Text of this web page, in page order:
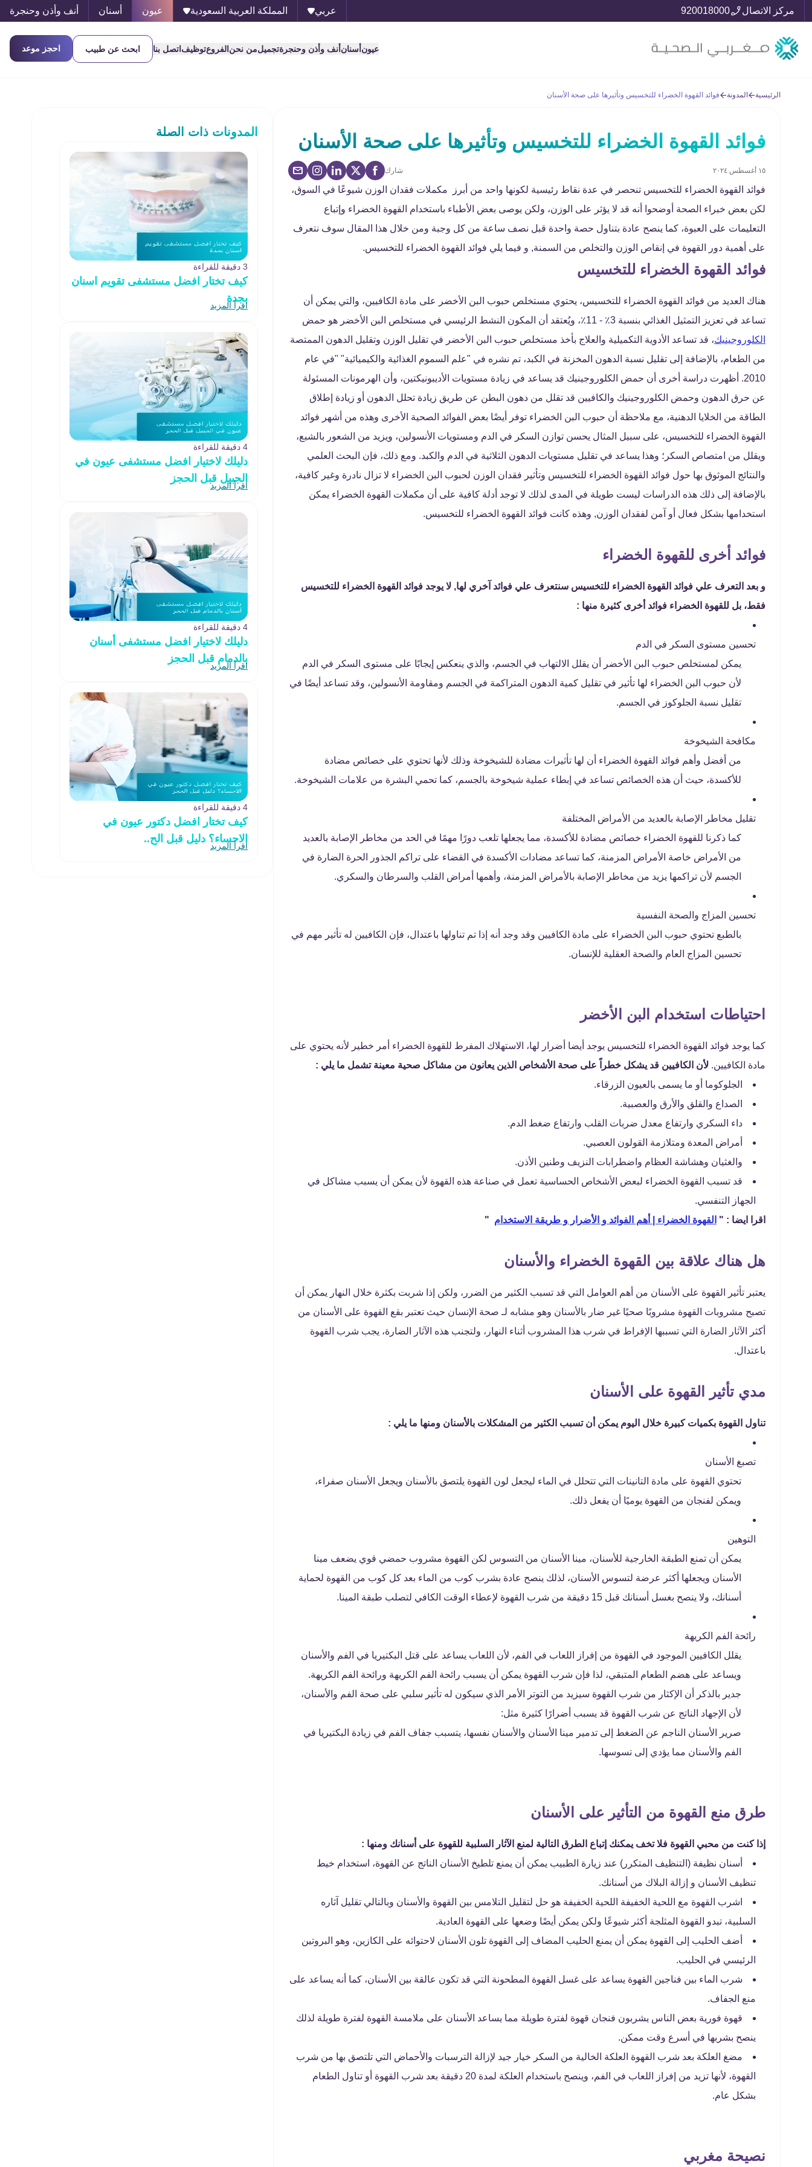
مركز الاتصال 920018000 عربي المملكة العربية السعودية عيون أسنان أنف وأذن وحنجرة
عيون أسنان أنف وأذن وحنجرةتجميلمن نحن الفروعتوظيف اتصل بنا ابحث عن طبيب احجز موعد
الرئيسية المدونة فوائد القهوة الخضراء للتخسيس وتأثيرها على صحة الأسنان
فوائد القهوة الخضراء للتخسيس وتأثيرها على صحة الأسنان
١٥ أغسطس ٢٠٢٤ شارك
فوائد القهوة الخضراء للتخسيس تنحصر في عدة نقاط رئيسية لكونها واحد من أبرز مكملات فقدان الوزن شيوعًا في السوق،
لكن بعض خبراء الصحة أوضحوا أنه قد لا يؤثر على الوزن، ولكن يوصى بعض الأطباء باستخدام القهوة الخضراء وإتباع
التعليمات على العبوة، كما ينصح عادة بتناول حصة واحدة قبل نصف ساعة من كل وجبة ومن خلال هذا المقال سوف نتعرف
على أهمية دور القهوة في إنقاص الوزن والتخلص من السمنة, و فيما يلي فوائد القهوة الخضراء للتخسيس.
فوائد القهوة الخضراء للتخسيس
هناك العديد من فوائد القهوة الخضراء للتخسيس، يحتوي مستخلص حبوب البن الأخضر على مادة الكافيين، والتي يمكن أن
تساعد في تعزيز التمثيل الغذائي بنسبة 3٪ - 11٪، ويُعتقد أن المكون النشط الرئيسي في مستخلص البن الأخضر هو حمض
الكلوروجينيك، قد تساعد الأدوية التكميلية والعلاج بأخذ مستخلص حبوب البن الأخضر في تقليل الوزن وتقليل الدهون الممتصة
من الطعام، بالإضافة إلى تقليل نسبة الدهون المخزنة في الكبد، تم نشره في "علم السموم الغذائية والكيميائية" "في عام
2010. أظهرت دراسة أخرى أن حمض الكلوروجينيك قد يساعد في زيادة مستويات الأديبونيكتين، وأن الهرمونات المسئولة
عن حرق الدهون وحمض الكلوروجينيك والكافيين قد تقلل من دهون البطن عن طريق زيادة تحلل الدهون أو زيادة إطلاق
الطاقة من الخلايا الدهنية، مع ملاحظة أن حبوب البن الخضراء توفر أيضًا بعض الفوائد الصحية الأخرى وهذه من أشهر فوائد
القهوة الخضراء للتخسيس، على سبيل المثال يحسن توازن السكر في الدم ومستويات الأنسولين، ويزيد من الشعور بالشبع،
ويقلل من امتصاص السكر؛ وهذا يساعد في تقليل مستويات الدهون الثلاثية في الدم والكبد. ومع ذلك، فإن البحث العلمي
والنتائج الموثوق بها حول فوائد القهوة الخضراء للتخسيس وتأثير فقدان الوزن لحبوب البن الخضراء لا تزال نادرة وغير كافية،
بالإضافة إلى ذلك هذه الدراسات ليست طويلة في المدى لذلك لا توجد أدلة كافية على أن مكملات القهوة الخضراء يمكن
استخدامها بشكل فعال أو آمن لفقدان الوزن, وهذه كانت فوائد القهوة الخضراء للتخسيس.
فوائد أخرى للقهوة الخضراء
و بعد التعرف علي فوائد القهوة الخضراء للتخسيس سنتعرف علي فوائد آخري لها, لا يوجد فوائد القهوة الخضراء للتخسيس
فقط، بل للقهوة الخضراء فوائد أخرى كثيرة منها :
تحسين مستوى السكر في الدم
يمكن لمستخلص حبوب البن الأخضر أن يقلل الالتهاب في الجسم، والذي ينعكس إيجابًا على مستوى السكر في الدم
لأن حبوب البن الخضراء لها تأثير في تقليل كمية الدهون المتراكمة في الجسم ومقاومة الأنسولين، وقد تساعد أيضًا في
تقليل نسبة الجلوكوز في الجسم.
مكافحة الشيخوخة
من أفضل وأهم فوائد القهوة الخضراء أن لها تأثيرات مضادة للشيخوخة وذلك لأنها تحتوي على خصائص مضادة
للأكسدة، حيث أن هذه الخصائص تساعد في إبطاء عملية شيخوخة بالجسم، كما تحمي البشرة من علامات الشيخوخة.
تقليل مخاطر الإصابة بالعديد من الأمراض المختلفة
كما ذكرنا للقهوة الخضراء خصائص مضادة للأكسدة، مما يجعلها تلعب دورًا مهمًا في الحد من مخاطر الإصابة بالعديد
من الأمراض خاصة الأمراض المزمنة، كما تساعد مضادات الأكسدة في القضاء على تراكم الجذور الحرة الضارة في
الجسم لأن تراكمها يزيد من مخاطر الإصابة بالأمراض المزمنة، وأهمها أمراض القلب والسرطان والسكري.
تحسين المزاج والصحة النفسية
بالطبع تحتوي حبوب البن الخضراء على مادة الكافيين وقد وجد أنه إذا تم تناولها باعتدال، فإن الكافيين له تأثير مهم في
تحسين المزاج العام والصحة العقلية للإنسان.
احتياطات استخدام البن الأخضر
كما يوجد فوائد القهوة الخضراء للتخسيس يوجد أيضا أضرار لها، الاستهلاك المفرط للقهوة الخضراء أمر خطير لأنه يحتوي على
مادة الكافيين. لأن الكافيين قد يشكل خطراً على صحة الأشخاص الذين يعانون من مشاكل صحية معينة تشمل ما يلي :
الجلوكوما أو ما يسمى بالعيون الزرقاء.
الصداع والقلق والأرق والعصبية.
داء السكري وارتفاع معدل ضربات القلب وارتفاع ضغط الدم.
أمراض المعدة ومتلازمة القولون العصبي.
والغثيان وهشاشة العظام واضطرابات النزيف وطنين الأذن.
قد تسبب القهوة الخضراء لبعض الأشخاص الحساسية تعمل في صناعة هذه القهوة لأن يمكن أن يسبب مشاكل في
الجهاز التنفسي.
اقرا ايضا : " القهوة الخضراء | أهم الفوائد و الأضرار و طريقة الاستخدام "
هل هناك علاقة بين القهوة الخضراء والأسنان
يعتبر تأثير القهوة على الأسنان من أهم العوامل التي قد تسبب الكثير من الضرر، ولكن إذا شربت بكثرة خلال النهار يمكن أن
تصبح مشروبات القهوة مشروبًا صحيًا غير ضار بالأسنان وهو مشابه لـ صحة الإنسان حيث تعتبر بقع القهوة على الأسنان من
أكثر الآثار الضارة التي تسببها الإفراط في شرب هذا المشروب أثناء النهار، ولتجنب هذه الآثار الضارة، يجب شرب القهوة
باعتدال.
مدي تأثير القهوة على الأسنان
تناول القهوة بكميات كبيرة خلال اليوم يمكن أن تسبب الكثير من المشكلات بالأسنان ومنها ما يلي :
تصبغ الأسنان
تحتوي القهوة على مادة التانينات التي تتحلل في الماء ليجعل لون القهوة يلتصق بالأسنان ويجعل الأسنان صفراء،
ويمكن لفنجان من القهوة يوميًا أن يفعل ذلك.
التوهين
يمكن أن تمنع الطبقة الخارجية للأسنان، مينا الأسنان من التسوس لكن القهوة مشروب حمضي قوي يضعف مينا
الأسنان ويجعلها أكثر عرضة لتسوس الأسنان، لذلك ينصح عادة بشرب كوب من الماء بعد كل كوب من القهوة لحماية
أسنانك، ولا ينصح بغسل أسنانك قبل 15 دقيقة من شرب القهوة لإعطاء الوقت الكافي لتصلب طبقة المينا.
رائحة الفم الكريهة
يقلل الكافيين الموجود في القهوة من إفراز اللعاب في الفم، لأن اللعاب يساعد على قتل البكتيريا في الفم والأسنان
ويساعد على هضم الطعام المتبقي، لذا فإن شرب القهوة يمكن أن يسبب رائحة الفم الكريهة ورائحة الفم الكريهة.
جدير بالذكر أن الإكثار من شرب القهوة سيزيد من التوتر الأمر الذي سيكون له تأثير سلبي على صحة الفم والأسنان،
لأن الإجهاد الناتج عن شرب القهوة قد يسبب أضرارًا كثيرة مثل:
صرير الأسنان الناجم عن الضغط إلى تدمير مينا الأسنان والأسنان نفسها، يتسبب جفاف الفم في زيادة البكتيريا في
الفم والأسنان مما يؤدي إلى تسوسها.
طرق منع القهوة من التأثير على الأسنان
إذا كنت من محبي القهوة فلا تخف يمكنك إتباع الطرق التالية لمنع الآثار السلبية للقهوة على أسنانك ومنها :
أسنان نظيفة (التنظيف المتكرر) عند زيارة الطبيب يمكن أن يمنع تلطيخ الأسنان الناتج عن القهوة، استخدام خيط
تنظيف الأسنان و إزالة البلاك من أسنانك.
اشرب القهوة مع اللحية الخفيفة اللحية الخفيفة هو حل لتقليل التلامس بين القهوة والأسنان وبالتالي تقليل آثاره
السلبية، تبدو القهوة المثلجة أكثر شيوعًا ولكن يمكن أيضًا وضعها على القهوة العادية.
أضف الحليب إلى القهوة يمكن أن يمنع الحليب المضاف إلى القهوة تلون الأسنان لاحتوائه على الكازين، وهو البروتين
الرئيسي في الحليب.
شرب الماء بين فناجين القهوة يساعد على غسل القهوة المطحونة التي قد تكون عالقة بين الأسنان، كما أنه يساعد على
منع الجفاف.
قهوة فورية بعض الناس يشربون فنجان قهوة لفترة طويلة مما يساعد الأسنان على ملامسة القهوة لفترة طويلة لذلك
ينصح بشربها في أسرع وقت ممكن.
مضغ العلكة بعد شرب القهوة العلكة الخالية من السكر خيار جيد لإزالة الترسبات والأحماض التي تلتصق بها من شرب
القهوة، لأنها تزيد من إفراز اللعاب في الفم، وينصح باستخدام العلكة لمدة 20 دقيقة بعد شرب القهوة أو تناول الطعام
بشكل عام.
نصيحة مغربي
المدونات ذات الصلة
3 دقيقة للقراءة
كيف تختار افضل مستشفى تقويم اسنان
بجدة
اقرأ المزيد
4 دقيقة للقراءة
دليلك لاختيار افضل مستشفى عيون في
الجبيل قبل الحجز
اقرأ المزيد
4 دقيقة للقراءة
دليلك لاختيار افضل مستشفى أسنان
بالدمام قبل الحجز
اقرأ المزيد
4 دقيقة للقراءة
كيف تختار افضل دكتور عيون في
الاحساء؟ دليل قبل الح..
اقرأ المزيد